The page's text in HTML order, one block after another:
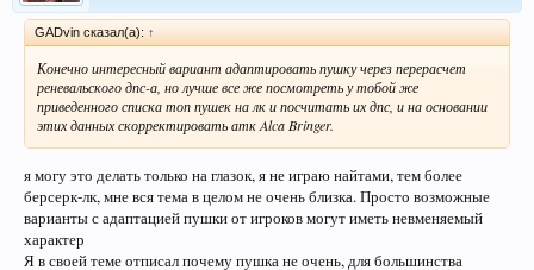
GADvin сказал(а): ↑
Конечно интересный вариант адаптировать пушку через перерасчет
реневальского дпс-а, но лучше все же посмотреть у тобой же
приведенного списка топ пушек на лк и посчитать их дпс, и на основании
этих данных скорректировать атк Alca Bringer.
я могу это делать только на глазок, я не играю найтами, тем более
берсерк-лк, мне вся тема в целом не очень близка. Просто возможные
варианты с адаптацией пушки от игроков могут иметь невменяемый
характер
Я в своей теме отписал почему пушка не очень, для большинства